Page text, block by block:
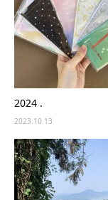
2024 .
2023.10.13